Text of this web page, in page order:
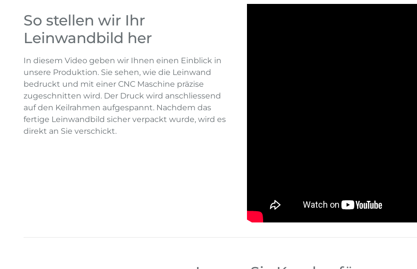
So stellen wir Ihr
Leinwandbild her
In diesem Video geben wir Ihnen einen Einblick in
unsere Produktion. Sie sehen, wie die Leinwand
bedruckt und mit einer CNC Maschine präzise
zugeschnitten wird. Der Druck wird anschliessend
auf den Keilrahmen aufgespannt. Nachdem das
fertige Leinwandbild sicher verpackt wurde, wird es
direkt an Sie verschickt.